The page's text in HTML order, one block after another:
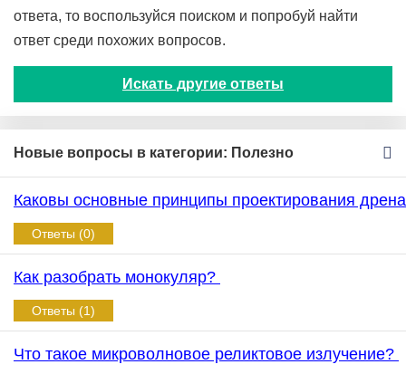
ответа, то воспользуйся поиском и попробуй найти
ответ среди похожих вопросов.
Искать другие ответы
Новые вопросы в категории: Полезно
Каковы основные принципы проектирования
Ответы (0)
Как разобрать монокуляр?
Ответы (1)
Что такое микроволновое реликтовое излучение?